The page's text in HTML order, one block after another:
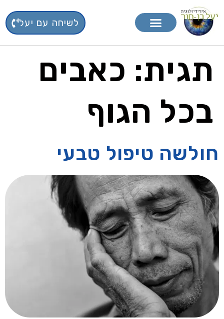
לשיחה עם יעל
תגית: כאבים
בכל הגוף
חולשה טיפול טבעי